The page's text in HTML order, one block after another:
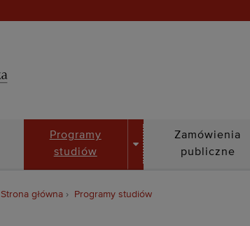
Biuletyn
Programy
studiów
DROPDOWN
Zamówienia
publiczne
Strona główna Programy studiów